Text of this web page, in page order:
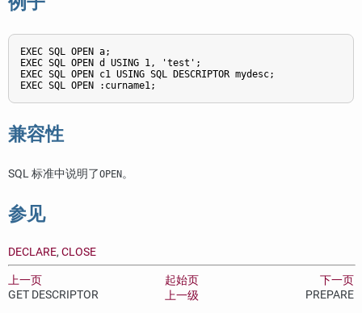
EXEC SQL OPEN a;
EXEC SQL OPEN d USING 1, 'test';
EXEC SQL OPEN c1 USING SQL DESCRIPTOR mydesc;
EXEC SQL OPEN :curname1;
兼容性
SQL 标准中说明了OPEN。
参见
DECLARE, CLOSE
上一页 起始页
下一页
GET DESCRIPTOR
上一级 PREPARE